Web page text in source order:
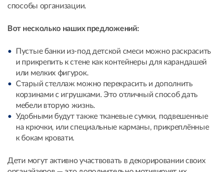
способы организации.
Вот несколько наших предложений:
Пустые банки из-под детской смеси можно раскрасить
и прикрепить к стене как контейнеры для карандашей
или мелких фигурок.
Старый стеллаж можно перекрасить и дополнить
корзинами с игрушками. Это отличный способ дать
мебели вторую жизнь.
Удобными будут также тканевые сумки, подвешенные
на крючки, или специальные карманы, прикреплённые
к бокам кровати.
Дети могут активно участвовать в декорировании своих